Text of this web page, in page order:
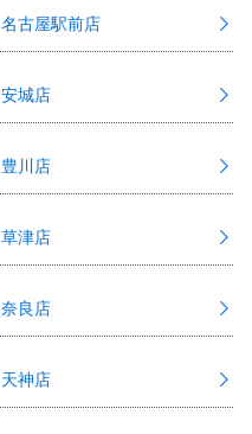
名古屋駅前店
安城店
豊川店
草津店
奈良店
天神店